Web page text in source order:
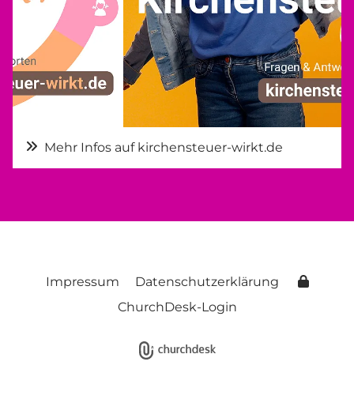
Mehr Infos auf kirchensteuer-wirkt.de
Impressum
Datenschutzerklärung
ChurchDesk-Login